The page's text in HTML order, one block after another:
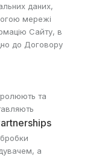
даних,
мережі
Сайту, в
до Договору
та
а